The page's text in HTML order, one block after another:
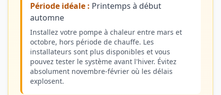
Période idéale : Printemps à début
automne
Installez votre pompe à chaleur entre mars et
octobre, hors période de chauffe. Les
installateurs sont plus disponibles et vous
pouvez tester le système avant l'hiver. Évitez
absolument novembre-février où les délais
explosent.